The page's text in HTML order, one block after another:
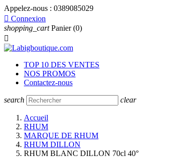
Appelez-nous : 0389085029
 Connexion
shopping_cart Panier (0)

TOP 10 DES VENTES
NOS PROMOS
Contactez-nous
search clear
Accueil
RHUM
MARQUE DE RHUM
RHUM DILLON
RHUM BLANC DILLON 70cl 40°